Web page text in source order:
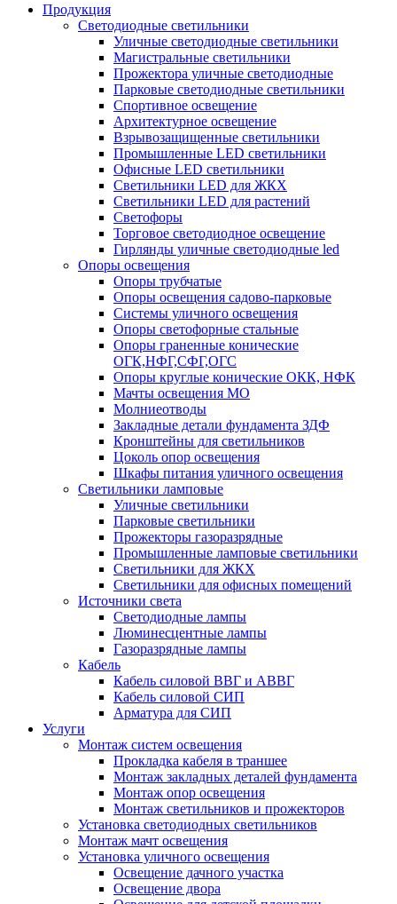
Продукция
Светодиодные светильники
Уличные светодиодные светильники
Магистральные светильники
Прожектора уличные светодиодные
Парковые светодиодные светильники
Спортивное освещение
Архитектурное освещение
Взрывозащищенные светильники
Промышленные LED светильники
Офисные LED светильники
Cветильники LED для ЖКХ
Светильники LED для растений
Светофоры
Торговое светодиодное освещение
Гирлянды уличные светодиодные led
Опоры освещения
Опоры трубчатые
Опоры освещения садово-парковые
Системы уличного освещения
Опоры светофорные стальные
Опоры граненные конические
ОГК,НФГ,СФГ,ОГС
Опоры круглые конические ОКК, НФК
Мачты освещения МО
Молниеотводы
Закладные детали фундамента ЗДФ
Кронштейны для светильников
Цоколь опор освещения
Шкафы питания уличного освещения
Светильники ламповые
Уличные светильники
Парковые светильники
Прожекторы газоразрядные
Промышленные ламповые светильники
Светильники для ЖКХ
Светильники для офисных помещений
Источники света
Светодиодные лампы
Люминесцентные лампы
Газоразрядные лампы
Кабель
Кабель силовой ВВГ и АВВГ
Кабель силовой СИП
Арматура для СИП
Услуги
Монтаж систем освещения
Прокладка кабеля в траншее
Монтаж закладных деталей фундамента
Монтаж опор освещения
Монтаж светильников и прожекторов
Установка светодиодных светильников
Монтаж мачт освещения
Установка уличного освещения
Освещение дачного участка
Освещение двора